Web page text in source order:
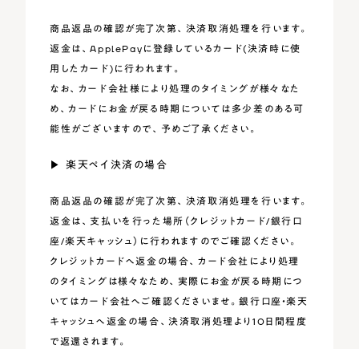
商品返品の確認が完了次第、決済取消処理を行います。
返金は、ApplePayに登録しているカード(決済時に使
用したカード)に行われます。
なお、カード会社様により処理のタイミングが様々なた
め、カードにお金が戻る時期については多少差のある可
能性がございますので、予めご了承ください。
▶︎ ︎楽天ペイ決済の場合
商品返品の確認が完了次第、決済取消処理を行います。
返金は、支払いを行った場所（クレジットカード/銀行口
座/楽天キャッシュ）に行われますのでご確認ください。
クレジットカードへ返金の場合、カード会社により処理
のタイミングは様々なため、実際にお金が戻る時期につ
いてはカード会社へご確認くださいませ。銀行口座・楽天
キャッシュへ返金の場合、決済取消処理より10日間程度
で返還されます。